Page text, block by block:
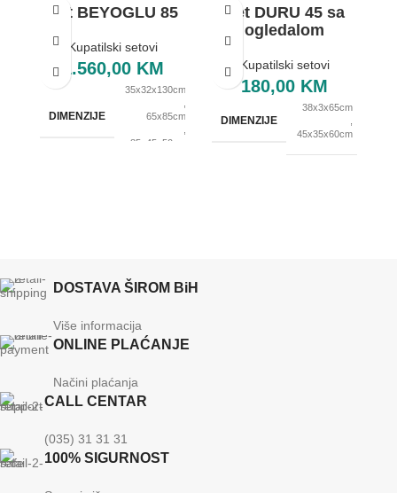
Set BEYOGLU 85
Kupatilski setovi
1.560,00 KM
DIMENZIJE
35x32x130cm
65x85cm
85x45x50cm
Set DURU 45 sa
ogledalom
Kupatilski setovi
180,00 KM
DIMENZIJE
38x3x65cm
45x35x60cm
DOSTAVA ŠIROM BiH
Više informacija
ONLINE PLAĆANJE
Načini plaćanja
CALL CENTAR
(035) 31 31 31
100% SIGURNOST